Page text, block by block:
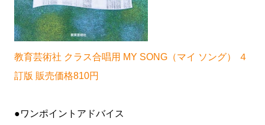
教育芸術社 クラス合唱用 MY SONG（マイ ソング） ４
訂版 販売価格810円
●ワンポイントアドバイス